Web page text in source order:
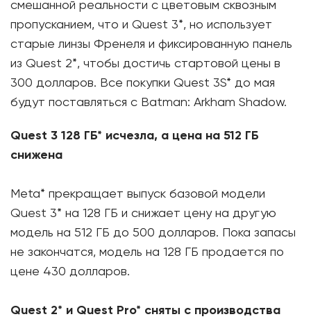
смешанной реальности с цветовым сквозным
пропусканием, что и Quest 3*, но использует
старые линзы Френеля и фиксированную панель
из Quest 2*, чтобы достичь стартовой цены в
300 долларов. Все покупки Quest 3S* до мая
будут поставляться с Batman: Arkham Shadow.
Quest 3 128 ГБ* исчезла, а цена на 512 ГБ
снижена
Meta* прекращает выпуск базовой модели
Quest 3* на 128 ГБ и снижает цену на другую
модель на 512 ГБ до 500 долларов. Пока запасы
не закончатся, модель на 128 ГБ продается по
цене 430 долларов.
Quest 2* и Quest Pro* сняты с производства